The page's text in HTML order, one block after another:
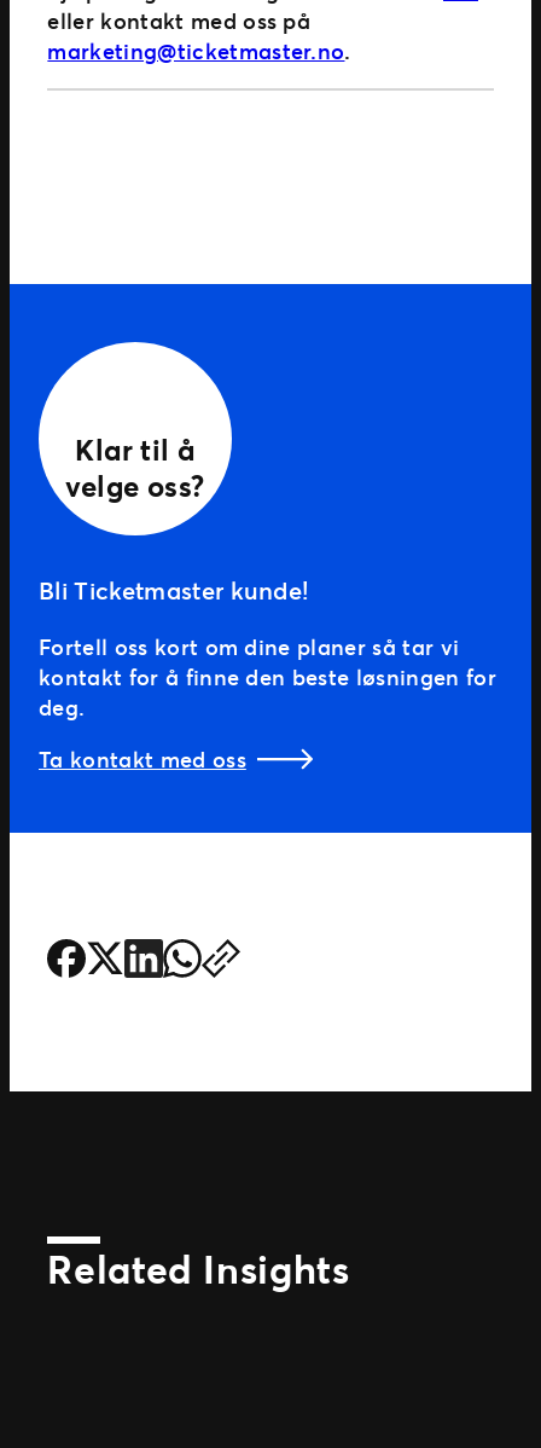
eller kontakt med oss på
marketing@ticketmaster.no.
Klar til å
velge oss?
Bli Ticketmaster kunde!
Fortell oss kort om dine planer så tar vi
kontakt for å finne den beste løsningen for
deg.
Ta kontakt med oss
Related Insights